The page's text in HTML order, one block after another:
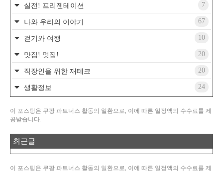
실전! 프리젠테이션 7
나와 우리의 이야기 67
걷기와 여행 10
맛집! 멋집! 20
직장인을 위한 재테크 20
생활정보 24
이 포스팅은 쿠팡 파트너스 활동의 일환으로, 이에 따른 일정액의 수수료를 제
공받습니다.
최근글
이 포스팅은 쿠팡 파트너스 활동의 일환으로, 이에 따른 일정액의 수수료를 제